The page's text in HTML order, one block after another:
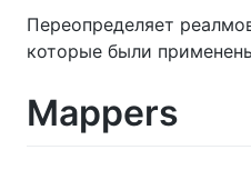
Переопределяет
которые были
Mappers